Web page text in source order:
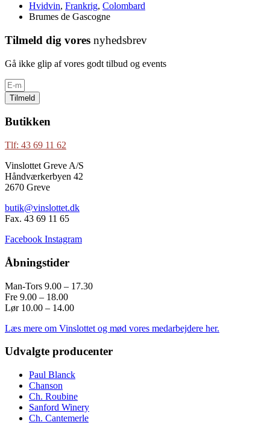
Hvidvin, Frankrig, Colombard
Brumes de Gascogne
Tilmeld dig vores nyhedsbrev
Gå ikke glip af vores godt tilbud og events
Tilmeld
Butikken
Tlf: 43 69 11 62
Vinslottet Greve A/S
Håndværkerbyen 42
2670 Greve
butik@vinslottet.dk
Fax. 43 69 11 65
Facebook Instagram
Åbningstider
Man-Tors 9.00 – 17.30
Fre 9.00 – 18.00
Lør 10.00 – 14.00
Læs mere om Vinslottet og mød vores medarbejdere her.
Udvalgte producenter
Paul Blanck
Chanson
Ch. Roubine
Sanford Winery
Ch. Cantemerle